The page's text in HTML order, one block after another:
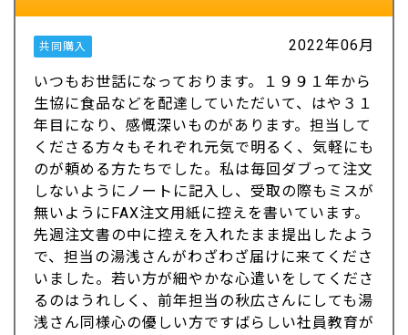
共同購入 2022年06月
いつもお世話になっております。１９９１年から
生協に食品などを配達していただいて、はや３１
年目になり、感慨深いものがあります。担当して
くださる方々もそれぞれ元気で明るく、気軽にも
のが頼める方たちでした。私は毎回ダブって注文
しないようにノートに記入し、受取の際もミスが
無いようにFAX注文用紙に控えを書いています。
先週注文書の中に控えを入れたまま提出したよう
で、担当の湯浅さんがわざわざ届けに来てくださ
いました。若い方が細やかな心遣いをしてくださ
るのはうれしく、前年担当の秋広さんにしても湯
浅さん同様心の優しい方ですばらしい社員教育が